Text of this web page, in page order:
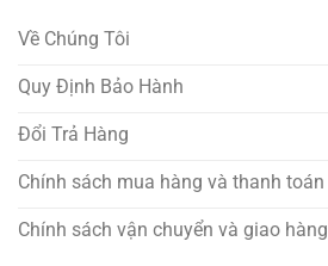
Về Chúng Tôi
Quy Định Bảo Hành
Đổi Trả Hàng
Chính sách mua hàng và thanh toán
Chính sách vận chuyển và giao hàng